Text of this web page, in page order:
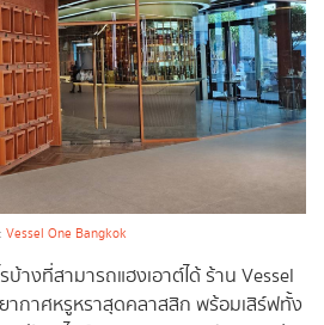
Vessel One Bangkok
บ้างที่สามารถแฮงเอาต์ได้ ร้าน Vessel
ยากาศหรูหราสุดคลาสสิก พร้อมเสิร์ฟทั้ง